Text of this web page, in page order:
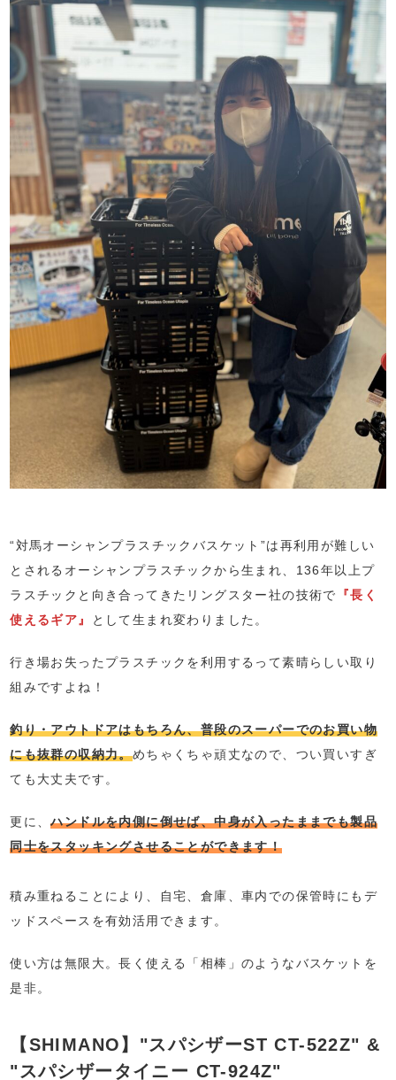
“対馬オーシャンプラスチックバスケット”は再利用が難しい
とされるオーシャンプラスチックから生まれ、136年以上プ
ラスチックと向き合ってきたリングスター社の技術で
『長く
使えるギア』
として生まれ変わりました。
行き場お失ったプラスチックを利用するって素晴らしい取り
組みですよね！
釣り・アウトドアはもちろん、普段のスーパーでのお買い物
にも抜群の収納力。めちゃくちゃ頑丈なので、つい買いすぎ
ても大丈夫です。
更に、ハンドルを内側に倒せば、中身が入ったままでも製品
同士をスタッキングさせることができます！
積み重ねることにより、自宅、倉庫、車内での保管時にもデ
ッドスペースを有効活用できます。
使い方は無限大。長く使える「相棒」のようなバスケットを
是非。
【SHIMANO】"スパシザーST CT-522Z" &
"スパシザータイニー CT-924Z"